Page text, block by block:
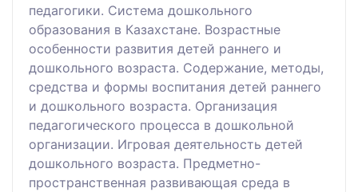
педагогики. Система дошкольного
образования в Казахстане. Возрастные
особенности развития детей раннего и
дошкольного возраста. Содержание, методы,
средства и формы воспитания детей раннего
и дошкольного возраста. Организация
педагогического процесса в дошкольной
организации. Игровая деятельность детей
дошкольного возраста. Предметно-
пространственная развивающая среда в